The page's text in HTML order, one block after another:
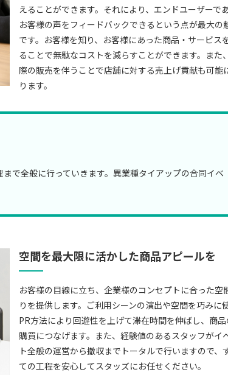
えることができます。それにより、エンドユーザーで
お客様の声をフィードバックできるという点が最大の
です。お客様を知り、お客様にあった商品・サービス
ることで無駄なコストを減らすことができます。また
際の販売を伴うことで店舗に対する売上げ貢献も可能
ります。
で全般に行っていきます。異業種タイアップの合同イベ
空間を最大限に活かした商品アピールを
お客様の目線に立ち、企業様のコンセプトに合った空
りを提供します。ご利用シーンの演出や空間を巧みに
PR方法により回遊性を上げて滞在時間を伸ばし、商品
購買につなげます。また、経験値のあるスタッフがイ
ト全般の運営から撤収までトータルで行いますので、
ての工程を安心してスタッズにお任せください。